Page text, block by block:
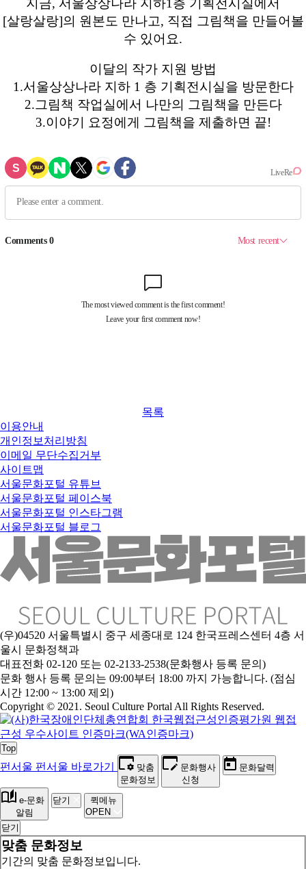
지금, 서울상상나라 지하1층 기획전시실에서
[살랑살랑]의 원본도 만나고, 직접 그림책을 만들어볼
수 있어요.
이달의 작가 지원 방법
1.서울상상나라 지하 1 층 기획전시실을 방문한다
2.그림책 작업실에서 나만의 그림책을 만든다
3.이야기 요정에게 그림책을 제출하면 끝!
목록
이용안내
개인정보처리방침
이메일 무단수집거부
사이트맵
서울문화포털 유튜브
서울문화포털 페이스북
서울문화포털 인스타그램
서울문화포털 블로그
(우)04520 서울특별시 중구 세종대로 124 한국프레스센터 4층 서
울시 문화정책과
대표전화 02-120 또는 02-2133-2538(문화행사 등록 문의)
문화 행사 등록 문의는 09:00부터 18:00 까지 가능합니다. (점심
시간 12:00 ~ 13:00 제외)
Copyright © 2021. Seoul Culture Portal All Rights Reserved.
Top
펀서울 펀서울 바로가기
맞춤
문화정보
문화행사
신청
문화달력
e-문화
알림
닫기
퀵메뉴
OPEN
닫기
맞춤 문화정보
기간의 맞춤 문화정보입니다.